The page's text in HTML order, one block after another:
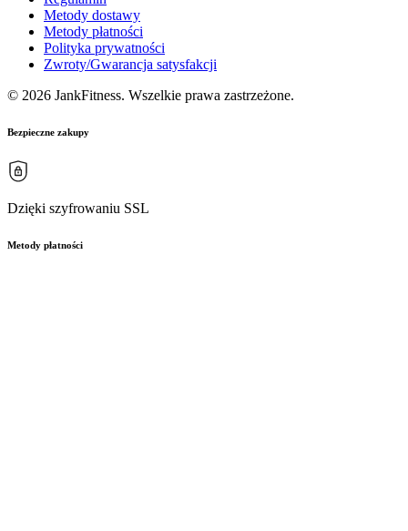
Metody dostawy
Metody płatności
Polityka prywatności
Zwroty/Gwarancja satysfakcji
© 2026 JankFitness. Wszelkie prawa zastrzeżone.
Bezpieczne zakupy
Dzięki szyfrowaniu SSL
Metody płatności